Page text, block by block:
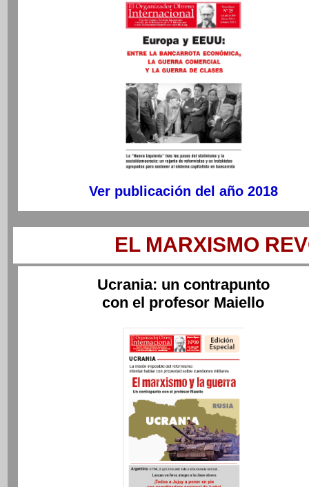
Ver publicación del año 2018
EL MARXISMO
Ucrania: un contrapunto
con el profesor Maiello